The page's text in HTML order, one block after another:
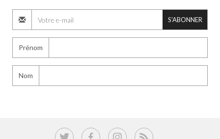
S'ABONNER
Prénom
Nom